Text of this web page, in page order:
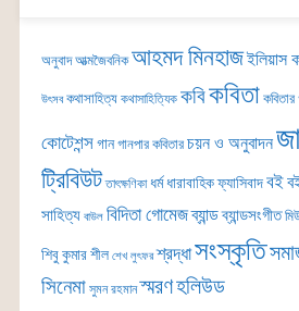
অনুবাদ আত্মজৈবনিক আহমদ মিনহাজইলিয়াস
উৎসব কথাসাহিত্য কথাসাহিত্যিক কবিকবিতা কবিতার
কোটেশন্সগান গানপার কবিতার চয়ন ও অনুবাদন
ট্রিবিউট তাৎক্ষণিকা ধর্ম ধারাবাহিকফ্যাসিবাদবই
সাহিত্য বাউল বিদিতা গোমেজব্যান্ডব্যান্ডসংগীত
শিবু কুমার শীল শেখ লুৎফর শ্রদ্ধাসংস্কৃতি
সিনেমা সুমন রহমান স্মরণহলিউড